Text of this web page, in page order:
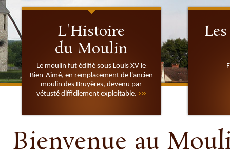
L'Histoire
du Moulin
Le moulin fut édifié sous Louis XV le
Bien-Aimé, en remplacement de l'ancien
moulin des Bruyères, devenu par
vétusté difficilement exploitable.
Bienvenue au